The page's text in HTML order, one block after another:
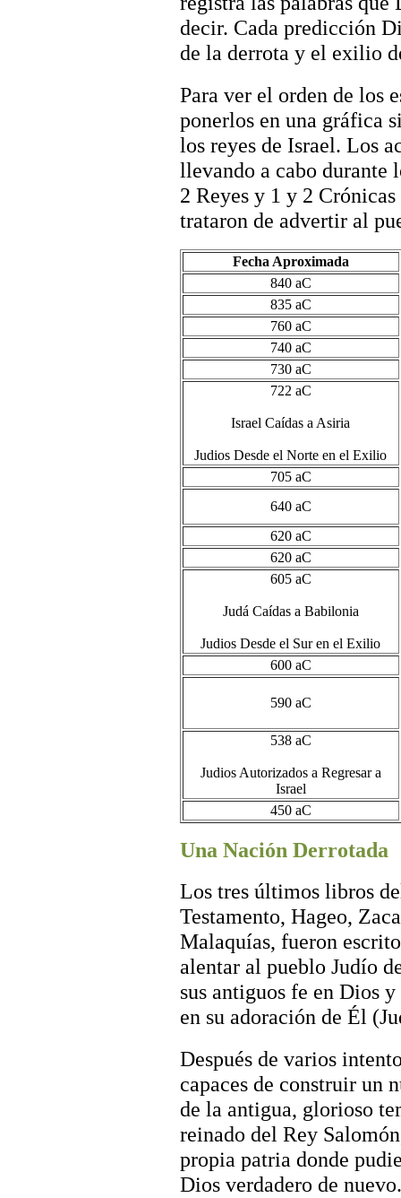
decir. Cada predicción
de la derrota y el exilio
Para ver el orden de los
ponerlos en una gráfica
los reyes de Israel. Los
llevando a cabo durante
2 Reyes y 1 y 2
trataron de advertir al
Fecha Aproximada
840 aC
835 aC
760 aC
740 aC
730 aC
722 aC
Israel Caídas a Asiria
Judios Desde el Norte en el Exilio
705 aC
640 aC
620 aC
620 aC
605 aC
Judá Caídas a Babilonia
Judios Desde el Sur en el Exilio
600 aC
590 aC
538 aC
Judios Autorizados a Regresar a
Israel
450 aC
Una Nación Derrotada
Los tres últimos libros
Testamento, Hageo,
Malaquías, fueron
alentar al pueblo Judío
sus antiguos fe en Dios
en su adoración de Él
Después de varios
capaces de construir un
de la antigua, glorioso
reinado del Rey
propia patria donde
Dios verdadero de nuevo.